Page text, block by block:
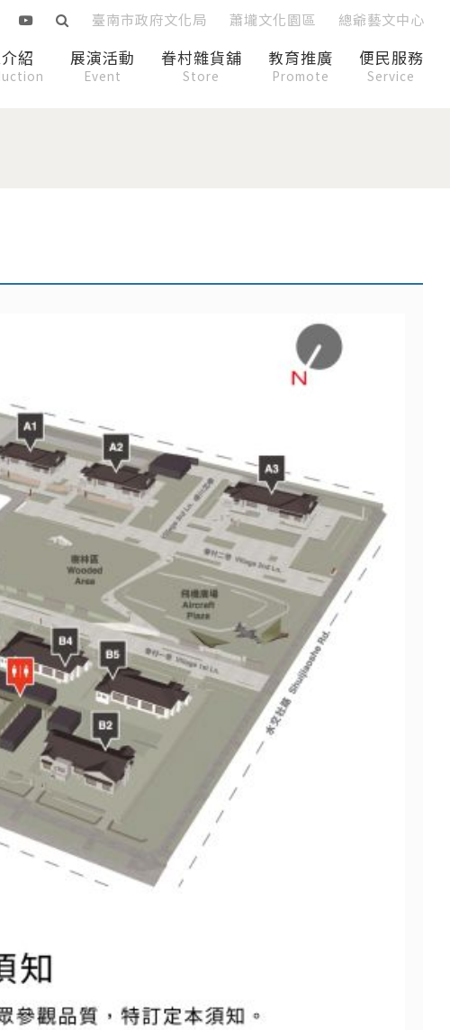
臺南市政府文化局 蕭壠文化園區 總爺藝文中心
紹 展演活動
Event
眷村雜貨舖
Store
教育推廣
Promote
便民服務
Service